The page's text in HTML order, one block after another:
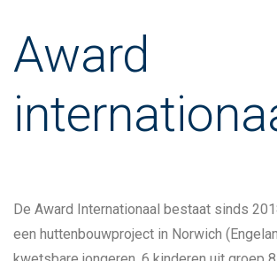
Award
De Award Internationaal bestaat sinds
een huttenbouwproject in Norwich